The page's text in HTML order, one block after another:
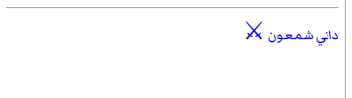
داني شمعون ⚔